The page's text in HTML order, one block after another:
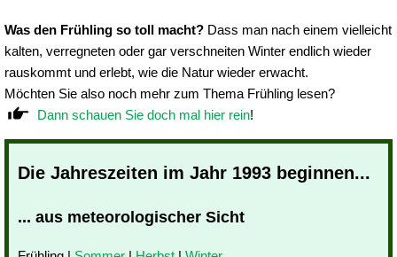
Was den Frühling so toll macht? Dass man nach einem vielleicht
kalten, verregneten oder gar verschneiten Winter endlich wieder
rauskommt und erlebt, wie die Natur wieder erwacht.
Möchten Sie also noch mehr zum Thema Frühling lesen?
Dann schauen Sie doch mal hier rein!
Die Jahreszeiten im Jahr 1993 beginnen...
... aus meteorologischer Sicht